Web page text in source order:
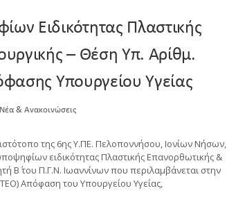
Ειδικότητας Πλαστικής
– Θέση Υπ. Αρίθμ.
Υπουργείου Υγείας
Νέα & Ανακοινώσεις
της 6ης Υ.ΠΕ. Πελοποννήσου, Ιονίων Νήσων,
ειδικότητας Πλαστικής Επανορθωτικής &
Β΄ του Π.Γ.Ν. Ιωαννίνων που περιλαμβάνεται στην
Απόφαση του Υπουργείου Υγείας,